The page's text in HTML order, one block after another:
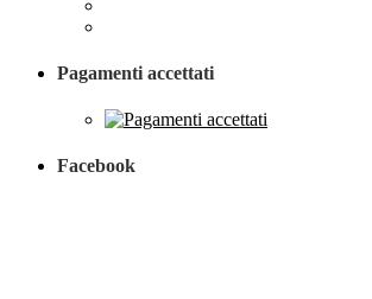
Pagamenti accettati
Facebook